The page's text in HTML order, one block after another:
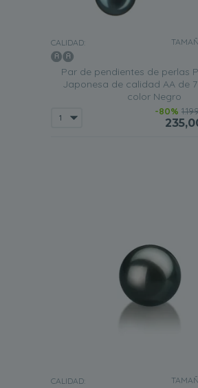
CALIDAD:
Par de pendientes de perlas
Japonesa de calidad AA de
color Negro
-80%
CALIDAD: